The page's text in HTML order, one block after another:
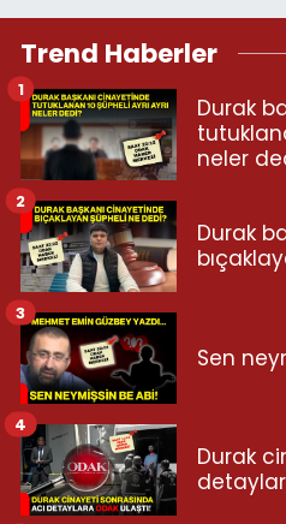
Trend Haberler
Durak
neler
1
Durak
2
Sen
3
Durak
4